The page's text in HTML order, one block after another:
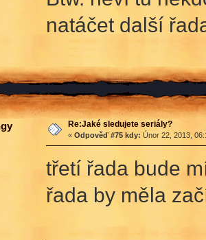
natáčet další
Re:Jaké sledujete seriály?
« Odpověď #75 kdy: Únor 22, 2013,
třetí řada bude
řada by měla